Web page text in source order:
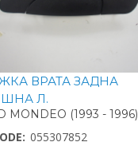
ВРАТА ЗАДНА
Л.
MONDEO (1993 - 1996)
055307852